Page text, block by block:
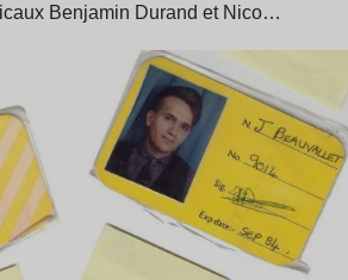
Benjamin Durand et Nico…